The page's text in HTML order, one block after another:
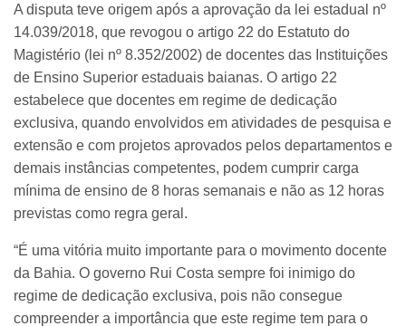
A disputa teve origem após a aprovação da lei estadual nº
14.039/2018, que revogou o artigo 22 do Estatuto do
Magistério (lei nº 8.352/2002) de docentes das Instituições
de Ensino Superior estaduais baianas. O artigo 22
estabelece que docentes em regime de dedicação
exclusiva, quando envolvidos em atividades de pesquisa e
extensão e com projetos aprovados pelos departamentos e
demais instâncias competentes, podem cumprir carga
mínima de ensino de 8 horas semanais e não as 12 horas
previstas como regra geral.
“É uma vitória muito importante para o movimento docente
da Bahia. O governo Rui Costa sempre foi inimigo do
regime de dedicação exclusiva, pois não consegue
compreender a importância que este regime tem para o